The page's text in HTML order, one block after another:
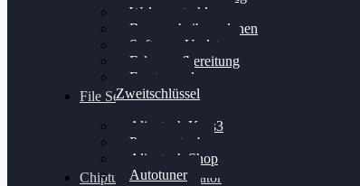
Walnussstrahlen
Bremsscheiben planen
Software Update
Felgenaufbereitung
Ersatz- und
Zweitschlüssel
File Service
Alientech Kess3
Powergate 4
Alientech Shop
Autotuner
Chiptuning Konfigurator